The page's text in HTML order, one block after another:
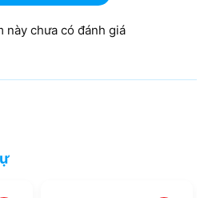
này chưa có đánh giá